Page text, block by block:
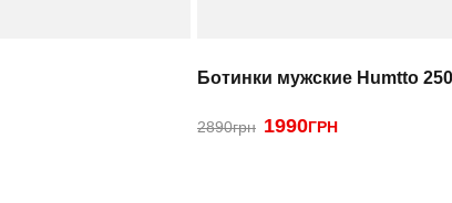
Ботинки мужские Humtto
2890грн 1990ГРН